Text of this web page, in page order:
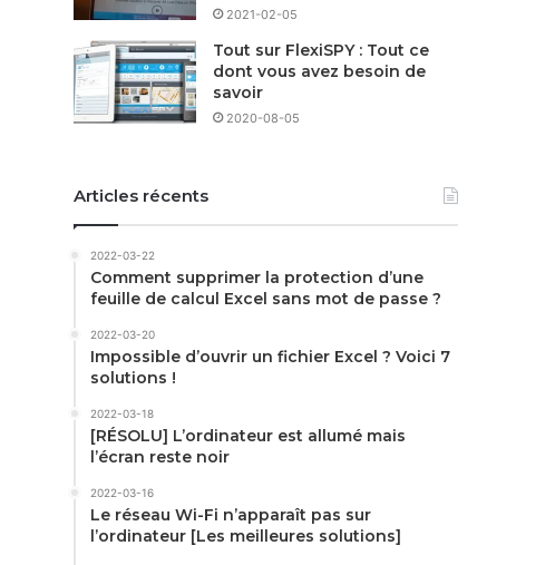
2021-02-05
Tout sur FlexiSPY : Tout ce
dont vous avez besoin de
savoir
2020-08-05
Articles récents
2022-03-22
Comment supprimer la protection d’une
feuille de calcul Excel sans mot de passe ?
2022-03-20
Impossible d’ouvrir un fichier Excel ? Voici 7
solutions !
2022-03-18
[RÉSOLU] L’ordinateur est allumé mais
l’écran reste noir
2022-03-16
Le réseau Wi-Fi n’apparaît pas sur
l’ordinateur [Les meilleures solutions]